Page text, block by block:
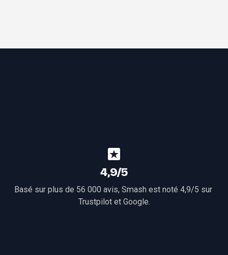
4,9/5
Basé sur plus de 56 000 avis, Smash est noté 4,9/5 sur
Trustpilot et Google.